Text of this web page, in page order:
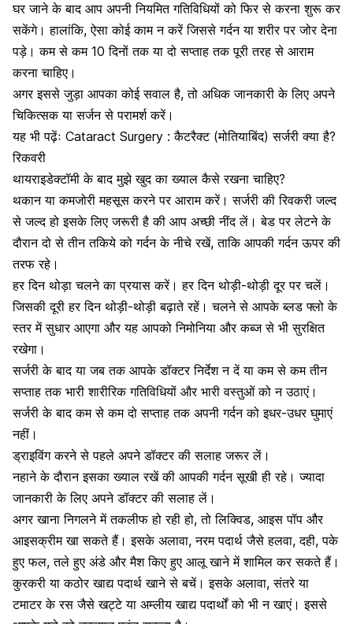
घर जाने के बाद आप अपनी नियमित गतिविधियों को फिर से करना शुरू कर
सकेंगे। हालांकि, ऐसा कोई काम न करें जिससे गर्दन या शरीर पर जोर देना
पड़े। कम से कम 10 दिनों तक या दो सप्ताह तक पूरी तरह से आराम
करना चाहिए।
अगर इससे जुड़ा आपका कोई सवाल है, तो अधिक जानकारी के लिए अपने
चिकित्सक या सर्जन से परामर्श करें।
यह भी पढ़ेंः Cataract Surgery : कैटरैक्ट (मोतियाबिंद) सर्जरी क्या है?
रिकवरी
थायराइडेक्टॉमी के बाद मुझे खुद का ख्याल कैसे रखना चाहिए?
थकान या कमजोरी महसूस करने पर आराम करें। सर्जरी की रिवकरी जल्द
से जल्द हो इसके लिए जरूरी है की आप अच्छी नींदलें। बेड पर लेटने के
दौरान दो से तीन तकिये को गर्दन के नीचे रखें, ताकि आपकी गर्दन ऊपर की
तरफ रहे।
हर दिन थोड़ा चलने का प्रयास करें। हर दिन थोड़ी-थोड़ी दूर पर चलें।
जिसकी दूरी हर दिन थोड़ी-थोड़ी बढ़ाते रहें। चलने से आपके ब्लड फ्लो के
स्तर में सुधार आएगा और यह आपकोनिमोनिया औरकब्जसे भी सुरक्षित
रखेगा।
सर्जरी के बाद या जब तक आपके डॉक्टर निर्देश न दें या कम से कम तीन
सप्ताह तक भारीशारीरिक गतिविधियों और भारी वस्तुओं को न उठाएं।
सर्जरी के बाद कम से कम दो सप्ताह तक अपनी गर्दन को इधर-उधर घुमाएं
नहीं।
ड्राइविंग करने से पहले अपने डॉक्टर की सलाह जरूर लें।
नहाने के दौरान इसका ख्याल रखें की आपकी गर्दन सूखी ही रहे। ज्यादा
जानकारी के लिए अपने डॉक्टर की सलाह लें।
अगर खाना निगलने में तकलीफ हो रही हो, तो लिक्विड, आइस पॉप और
आइसक्रीम खा सकते हैं। इसके अलावा, नरम पदार्थ जैसे हलवा, दही, पके
हुए फल, तले हुए अंडे और मैश किए हुए आलू खाने में शामिल कर सकते हैं।
कुरकरी या कठोर खाद्य पदार्थ खाने से बचें। इसके अलावा, संतरे या
टमाटर के रस जैसे खट्टे या अम्लीय खाद्य पदार्थों को भी न खाएं। इससे